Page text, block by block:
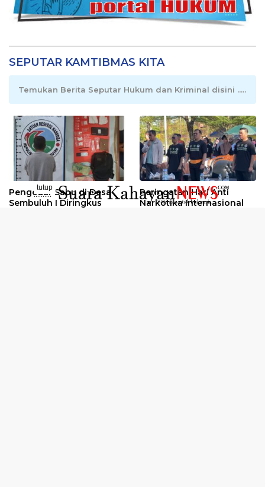
SEPUTAR KAMTIBMAS KITA
Temukan Berita Seputar Hukum dan Kriminal disini .....
Pengedar Sabu di Desa
Sembuluh I Diringkus
Peringatan Hari Anti
Narkotika Internasional
tutup
..........